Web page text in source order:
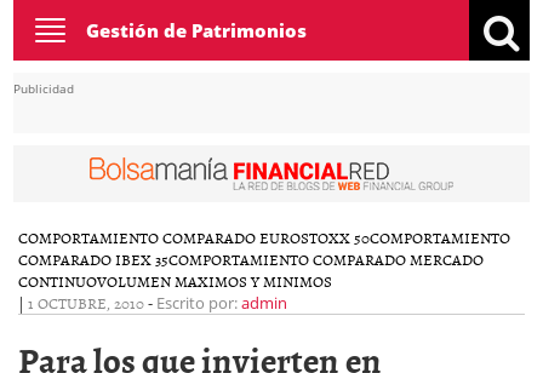
Toggle
navigation
Gestión de Patrimonios
Publicidad
COMPORTAMIENTO COMPARADO EUROSTOXX 50COMPORTAMIENTO
COMPARADO IBEX 35COMPORTAMIENTO COMPARADO MERCADO
CONTINUOVOLUMEN MAXIMOS Y MINIMOS
| 1 OCTUBRE, 2010- Escrito por:admin
Para los que invierten en